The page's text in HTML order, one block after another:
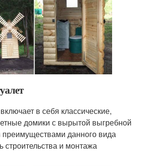
в себя классические,
домики с вырытой выгребной
данного вида
строительства и монтажа